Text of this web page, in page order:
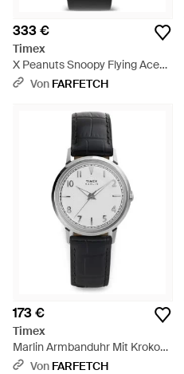
333 €
Timex
X Peanuts Snoopy Flying Ace
Armbanduhr 40Mm - Grau
Von FARFETCH
173 €
Timex
Marlin Armbanduhr Mit Kroko-
Effekt 34Mm - Grau
Von FARFETCH